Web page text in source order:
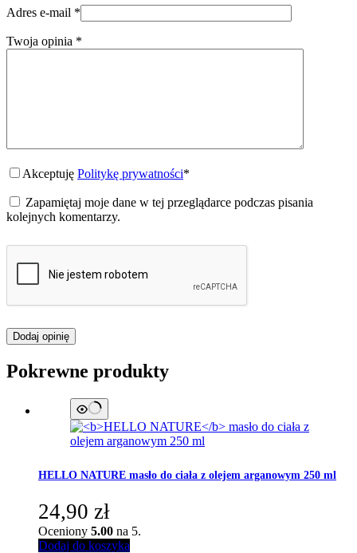
Adres e-mail *
Twoja opinia *
Akceptuję Politykę prywatności*
Zapamiętaj moje dane w tej przeglądarce podczas pisania
kolejnych komentarzy.
Dodaj opinię
Pokrewne produkty
HELLO NATURE masło do ciała z olejem arganowym 250 ml
24,90 zł
Oceniony 5.00 na 5.
Dodaj do koszyka